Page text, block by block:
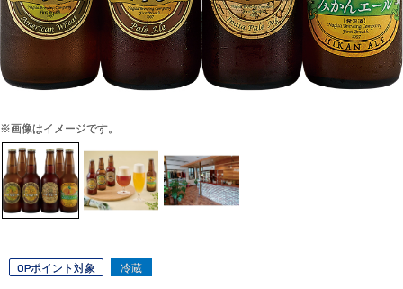
※画像はイメージです。
OPポイント対象 冷蔵